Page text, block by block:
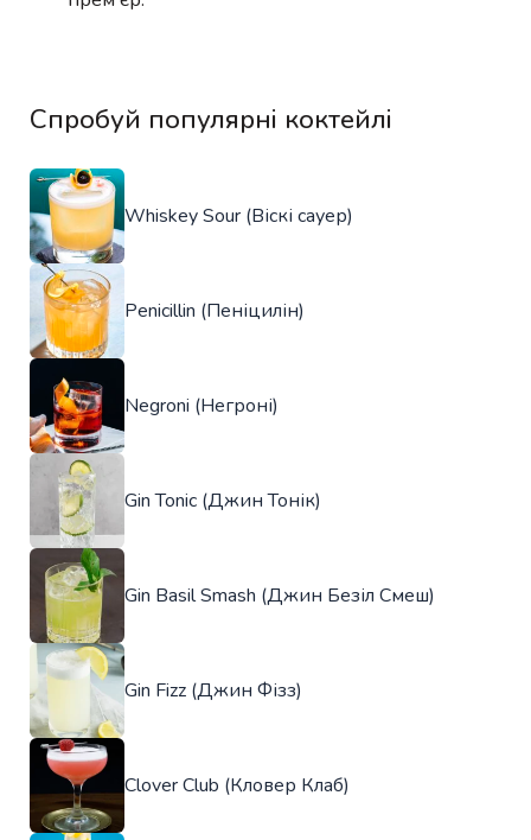
Спробуй популярні коктейлі
Whiskey Sour (Віскі сауер)
Penicillin (Пеніцилін)
Negroni (Негроні)
Gin Tonic (Джин Тонік)
Gin Basil Smash (Джин Безіл Смеш)
Gin Fizz (Джин Фізз)
Clover Club (Кловер Клаб)